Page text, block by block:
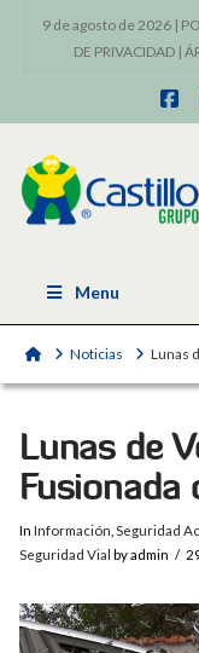
9 de agosto de 2026 |
DE PRIVACIDAD|
Menu
HomeNoticias Lunas
Lunas de
Fusionada
In Información Seguridad
Seguridad Vial
by admin